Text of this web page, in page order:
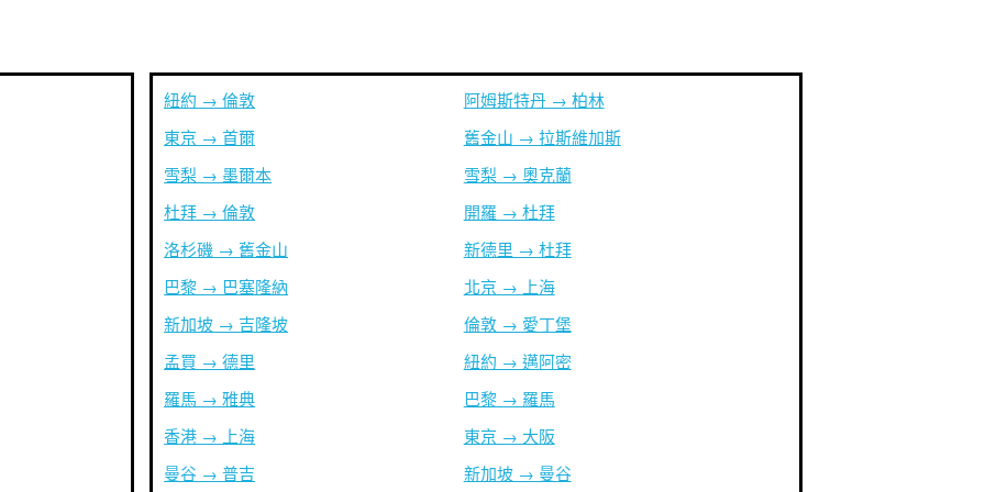
紐約 → 倫敦
東京 → 首爾
雪梨 → 墨爾本
杜拜 → 倫敦
洛杉磯 → 舊金山
巴黎 → 巴塞隆納
新加坡 → 吉隆坡
孟買 → 德里
羅馬 → 雅典
香港 → 上海
曼谷 → 普吉
阿姆斯特丹 → 柏林
舊金山 → 拉斯維加斯
雪梨 → 奧克蘭
開羅 → 杜拜
新德里 → 杜拜
北京 → 上海
倫敦 → 愛丁堡
紐約 → 邁阿密
巴黎 → 羅馬
東京 → 大阪
新加坡 → 曼谷